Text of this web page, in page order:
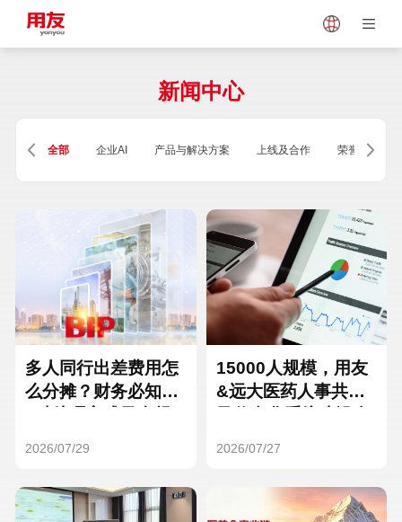
Vietnam
Singapore Malaysia
Thailand
Turkey
Hungary Mexico
Hong Kong Macau
新闻中心
全部 企业AI 产品与解决方案 上线及合作 荣誉及资质
多人同行出差费用怎
么分摊？财务必知的
2026/07/29
15000人规模，用友
&远大医药人事共享
2026/07/27